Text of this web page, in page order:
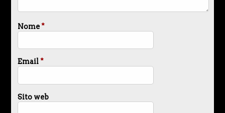
Nome*
Email*
Sito web